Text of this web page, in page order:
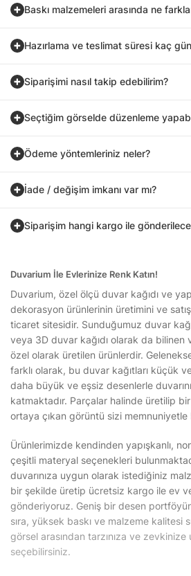
Baskı malzemeleri arasında ne
Hazırlama ve teslimat süresi kaç
Siparişimi nasıl takip edebilirim?
Seçtiğim görselde düzenleme
Ödeme yöntemleriniz neler?
İade / değişim imkanı var mı?
Siparişim hangi kargo ile
Duvarium İle Evlerinize Renk Katın!
Duvarium, özel ölçü duvar kağıdı ve
dekorasyon ürünlerinin üretimini ve
ticaret sitesidir. Sunduğumuz duvar
veya 3D duvar kağıdı olarak da bilinen
özel olarak üretilen ürünlerdir.
farklı olarak, bu duvar kağıtları küçük
daha büyük ve eşsiz desenlerle
katmaktadır. Parçalar halinde üretilip
ortaya çıkan görüntü sizi memnuniyetle
Ürünlerimizde kendinden yapışkanlı,
çeşitli materyal seçenekleri
duvarınıza uygun olarak istediğiniz
bir şekilde üretip ücretsiz kargo ile ev
gönderiyoruz. Geniş bir desen
sıra, yüksek baskı ve malzeme kalitesi
görsel arasından tarzınıza ve zevkinize
seçebilirsiniz.